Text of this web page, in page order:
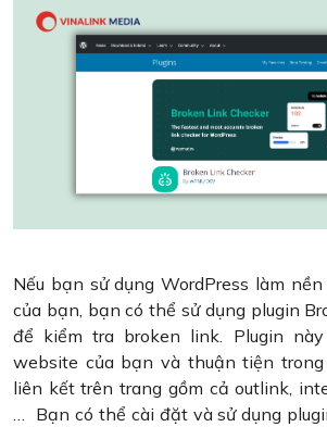
Nếu bạn sử dụng WordPress làm
của bạn, bạn có thể sử dụng plugin
để kiểm tra broken link. Plugin
website của bạn và thuận tiện
liên kết trên trang gồm cả outlink,
… Bạn có thể cài đặt và sử dụng